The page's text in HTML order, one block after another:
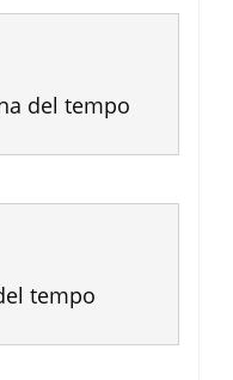
del tempo
tempo